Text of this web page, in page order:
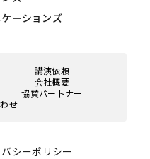
ーションズ
講演依頼
会社概要
協賛パートナー
せ
シーポリシー